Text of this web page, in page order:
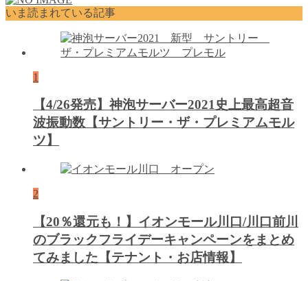
いま読まれている記事
1
【4/26発売】神泡サーバー2021史上最高超音
波振動数【サントリー・ザ・プレミアムモル
ツ】
2
【20％還元も！】イオンモール川口/川口前川
のブラックフライデーキャンペーンをまとめ
てみました【テナント・お店情報】